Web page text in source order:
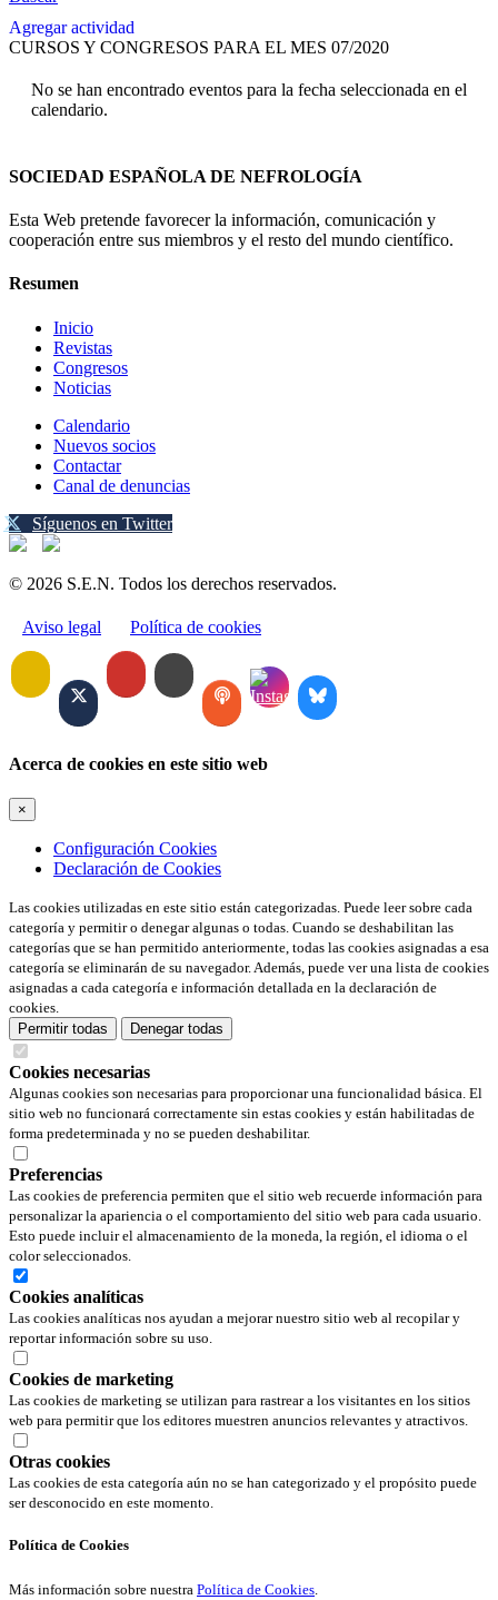
Agregar actividad
CURSOS Y CONGRESOS PARA EL MES 07/2020
No se han encontrado eventos para la fecha seleccionada en el
calendario.
SOCIEDAD ESPAÑOLA DE NEFROLOGÍA
Esta Web pretende favorecer la información, comunicación y
cooperación entre sus miembros y el resto del mundo científico.
Resumen
Inicio
Revistas
Congresos
Noticias
Calendario
Nuevos socios
Contactar
Canal de denuncias
Síguenos en Twitter
© 2026 S.E.N. Todos los derechos reservados.
Aviso legal Política de cookies
Acerca de cookies en este sitio web
×
Configuración Cookies
Declaración de Cookies
Las cookies utilizadas en este sitio están categorizadas. Puede leer sobre cada
categoría y permitir o denegar algunas o todas. Cuando se deshabilitan las
categorías que se han permitido anteriormente, todas las cookies asignadas a esa
categoría se eliminarán de su navegador. Además, puede ver una lista de cookies
asignadas a cada categoría e información detallada en la declaración de
cookies.
Permitir todas
Denegar todas
Cookies necesarias
Algunas cookies son necesarias para proporcionar una funcionalidad básica. El
sitio web no funcionará correctamente sin estas cookies y están habilitadas de
forma predeterminada y no se pueden deshabilitar.
Preferencias
Las cookies de preferencia permiten que el sitio web recuerde información para
personalizar la apariencia o el comportamiento del sitio web para cada usuario.
Esto puede incluir el almacenamiento de la moneda, la región, el idioma o el
color seleccionados.
Cookies analíticas
Las cookies analíticas nos ayudan a mejorar nuestro sitio web al recopilar y
reportar información sobre su uso.
Cookies de marketing
Las cookies de marketing se utilizan para rastrear a los visitantes en los sitios
web para permitir que los editores muestren anuncios relevantes y atractivos.
Otras cookies
Las cookies de esta categoría aún no se han categorizado y el propósito puede
ser desconocido en este momento.
Política de Cookies
Más información sobre nuestra Política de Cookies.